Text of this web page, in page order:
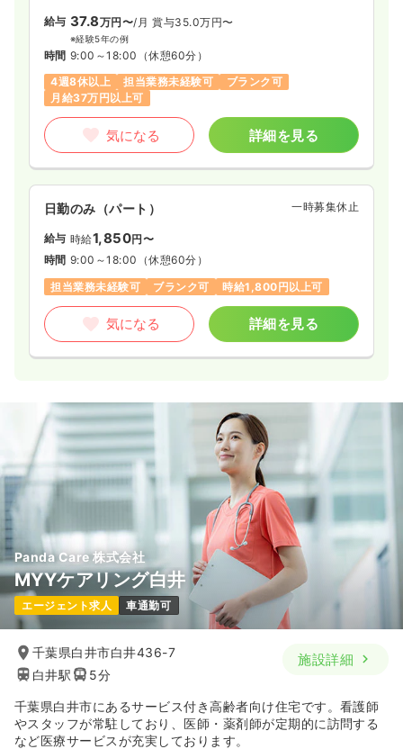
給与 37.8万円〜/月 賞与35.0万円〜
※経験5年の例
時間 9:00～18:00 （休憩60分）
4週8休以上
担当業務未経験可
ブランク可
月給37万円以上可
気になる 詳細を見る
日勤のみ（パート） 一時募集休止
給与 時給1,850円〜
時間 9:00～18:00 （休憩60分）
担当業務未経験可
ブランク可 時給1,800円以上可
気になる 詳細を見る
Panda Care 株式会社
MYYケアリング白井
エージェント求人 車通勤可
千葉県白井市白井436-7
白井駅
5分
施設詳細
千葉県白井市にあるサービス付き高齢者向け住宅です。看護師
やスタッフが常駐しており、医師・薬剤師が定期的に訪問する
など医療サービスが充実しております。